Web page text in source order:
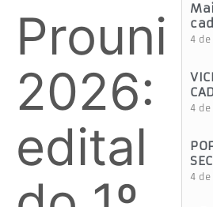
Prouni
2026:
edital
4 de
4 de
4 de